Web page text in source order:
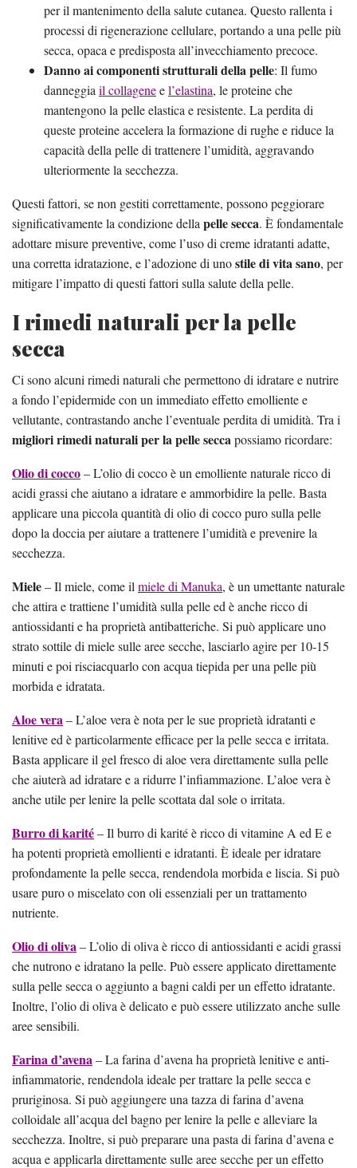
per il mantenimento della salute cutanea. Questo rallenta i
processi di rigenerazione cellulare, portando a una pelle più
secca, opaca e predisposta all’invecchiamento precoce.
Danno ai componenti strutturali della pelle: Il fumo
danneggia il collageneel’elastina, le proteine che
mantengono la pelle elastica e resistente. La perdita di
queste proteine accelera la formazione di rughe e riduce la
capacità della pelle di trattenere l’umidità, aggravando
ulteriormente la secchezza.
Questi fattori, se non gestiti correttamente, possono peggiorare
significativamente la condizione della pelle secca. È fondamentale
adottare misure preventive, come l’uso di creme idratanti adatte,
una corretta idratazione, e l’adozione di unostile di vita sano, per
mitigare l’impatto di questi fattori sulla salute della pelle.
I rimedi naturali per la pelle
secca
Ci sono alcuni rimedi naturali che permettono di idratare e nutrire
a fondo l’epidermide con un immediato effetto emolliente e
vellutante, contrastando anche l’eventuale perdita di umidità. Tra i
migliori rimedi naturali per la pelle seccapossiamo ricordare:
Olio di cocco– L’olio di cocco è un emolliente naturale ricco di
acidi grassi che aiutano a idratare e ammorbidire la pelle. Basta
applicare una piccola quantità di olio di cocco puro sulla pelle
dopo la doccia per aiutare a trattenere l’umidità e prevenire la
secchezza.
Miele– Il miele, come il miele di Manuka, è un umettante naturale
che attira e trattiene l’umidità sulla pelle ed è anche ricco di
antiossidanti e ha proprietà antibatteriche. Si può applicare uno
strato sottile di miele sulle aree secche, lasciarlo agire per 10-15
minuti e poi risciacquarlo con acqua tiepida per una pelle più
morbida e idratata.
Aloe vera– L’aloe vera è nota per le sue proprietà idratanti e
lenitive ed è particolarmente efficace per la pelle secca e irritata.
Basta applicare il gel fresco di aloe vera direttamente sulla pelle
che aiuterà ad idratare e a ridurre l’infiammazione. L’aloe vera è
anche utile per lenire la pelle scottata dal sole o irritata.
Burro di karité– Il burro di karité è ricco di vitamine A ed E e
ha potenti proprietà emollienti e idratanti. È ideale per idratare
profondamente la pelle secca, rendendola morbida e liscia. Si può
usare puro o miscelato con oli essenziali per un trattamento
nutriente.
Olio di oliva– L’olio di oliva è ricco di antiossidanti e acidi grassi
che nutrono e idratano la pelle. Può essere applicato direttamente
sulla pelle secca o aggiunto a bagni caldi per un effetto idratante.
Inoltre, l’olio di oliva è delicato e può essere utilizzato anche sulle
aree sensibili.
Farina d’avena– La farina d’avena ha proprietà lenitive e anti-
infiammatorie, rendendola ideale per trattare la pelle secca e
pruriginosa. Si può aggiungere una tazza di farina d’avena
colloidale all’acqua del bagno per lenire la pelle e alleviare la
secchezza. Inoltre, si può preparare una pasta di farina d’avena e
acqua e applicarla direttamente sulle aree secche per un effetto